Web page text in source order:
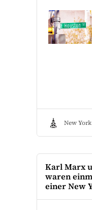
New
Karl Marx
waren
einer New